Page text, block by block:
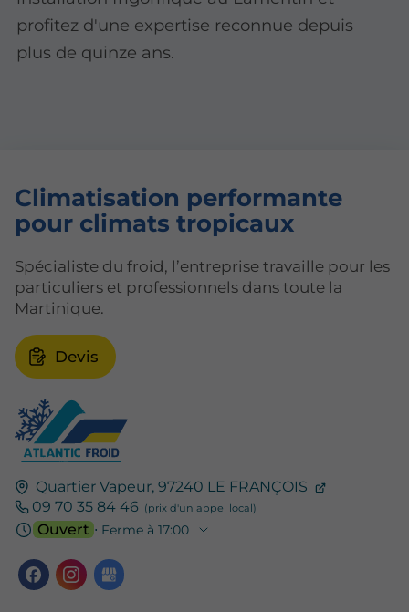
profitez d'une expertise reconnue depuis
plus de quinze ans.
Quartier Vapeur,97240 LE FRANÇOIS
09 70 35 84 46
Ouvert ⋅ Ferme à 17:00
Climatisation performante
pour climats tropicaux
Spécialiste du froid, l’entreprise travaille pour les
particuliers et professionnels dans toute la
Martinique.
Devis